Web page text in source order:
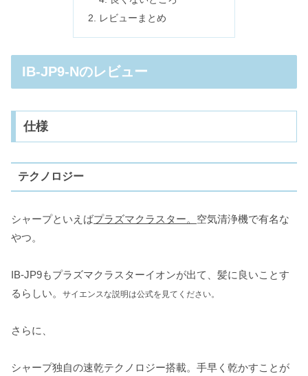
レビューまとめ
IB-JP9-Nのレビュー
仕様
テクノロジー
シャープといえばプラズマクラスター。 空気清浄機で有名な
やつ。
IB-JP9もプラズマクラスターイオンが出て、髪に良いことす
るらしい。
サイエンスな説明は公式を見てください。
さらに、
シャープ独自の速乾テクノロジー搭載。手早く乾かすことが